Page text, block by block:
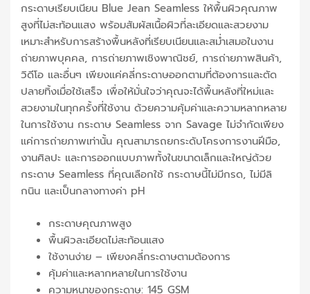
กระดาษเรียบเนียน Blue Jean Seamless ให้พื้นผิวคุณภาพ
สูงที่ไม่สะท้อนแสง พร้อมสัมผัสเนื้อผิวที่ละเอียดและสวยงาม
เหมาะสำหรับการสร้างพื้นหลังที่เรียบเนียนและสม่ำเสมอในงาน
ถ่ายภาพบุคคล, การถ่ายภาพเชิงพาณิชย์, การถ่ายภาพสินค้า,
วิดีโอ และอื่นๆ เพียงแค่คลี่กระดาษออกตามที่ต้องการและตัด
ปลายทิ้งเมื่อใช้เสร็จ เพื่อให้มั่นใจว่าคุณจะได้พื้นหลังที่ใหม่และ
สวยงามในทุกครั้งที่ใช้งาน ด้วยความคุ้มค่าและความหลากหลาย
ในการใช้งาน กระดาษ Seamless จาก Savage ไม่จำกัดเพียง
แค่การถ่ายภาพเท่านั้น คุณสามารถยกระดับโครงการงานฝีมือ,
งานศิลปะ และการออกแบบภาพทั้งในขนาดเล็กและใหญ่ด้วย
กระดาษ Seamless ที่คุณเลือกใช้ กระดาษนี้ไม่มีกรด, ไม่มีลิ
กนิน และเป็นกลางทางค่า pH
กระดาษคุณภาพสูง
พื้นผิวละเอียดไม่สะท้อนแสง
ใช้งานง่าย – เพียงคลี่กระดาษตามต้องการ
คุ้มค่าและหลากหลายในการใช้งาน
ความหนาของกระดาษ: 145 GSM